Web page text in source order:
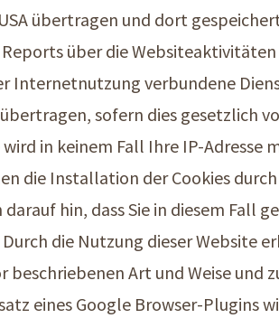
übertragen und dort
über die
Internetnutzung verbundene
sofern dies gesetzlich
in keinem Fall Ihre IP-Adresse
die Installation der Cookies
hin, dass Sie in diesem
die Nutzung dieser Website
Art und Weise und
eines Google Browser-Plugins